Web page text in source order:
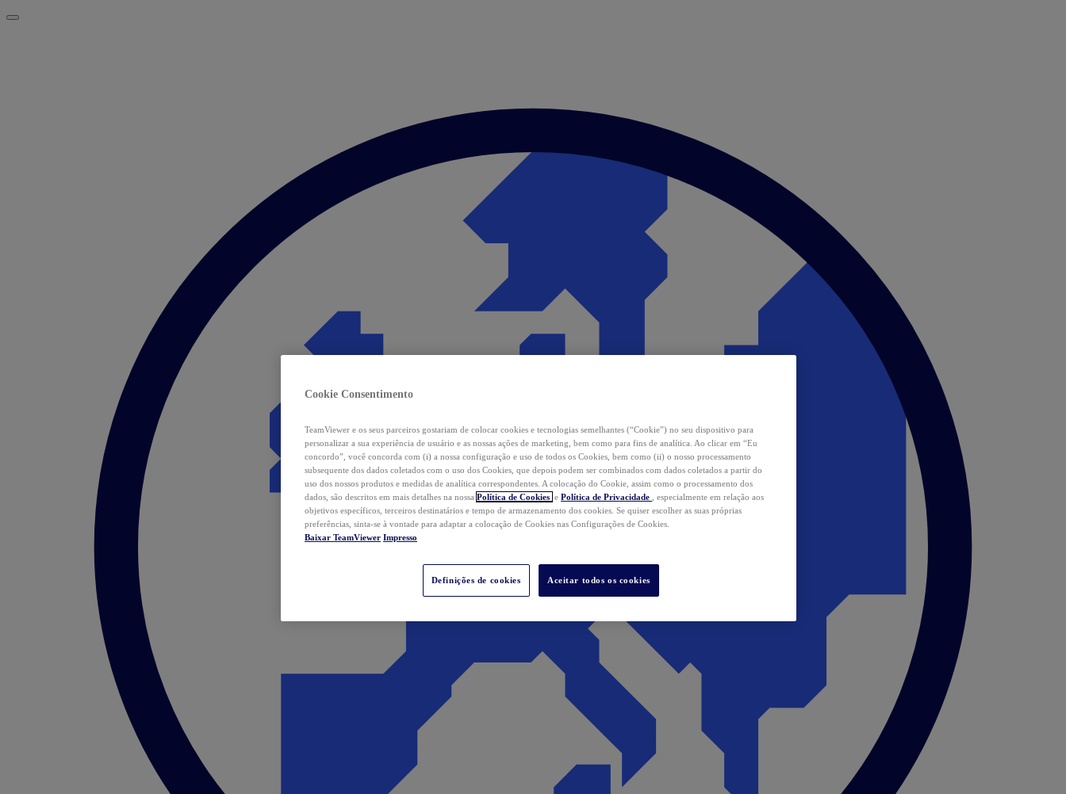
Cookie Consentimento
TeamViewer e os seus parceiros gostariam de colocar cookies e tecnologias semelhantes (“Cookie”) no seu dispositivo para
personalizar a sua experiência de usuário e as nossas ações de marketing, bem como para fins de analítica. Ao clicar em “Eu
concordo”, você concorda com (i) a nossa configuração e uso de todos os Cookies, bem como (ii) o nosso processamento
subsequente dos dados coletados com o uso dos Cookies, que depois podem ser combinados com dados coletados a partir do
uso dos nossos produtos e medidas de analítica correspondentes. A colocação do Cookie, assim como o processamento dos
dados, são descritos em mais detalhes na nossa Política de Cookies e Política de Privacidade
, especialmente em relação aos
objetivos específicos, terceiros destinatários e tempo de armazenamento dos cookies. Se quiser escolher as suas próprias
preferências, sinta-se à vontade para adaptar a colocação de Cookies nas Configurações de Cookies.
Baixar TeamViewer Impresso
Definições de cookies Aceitar todos os cookies